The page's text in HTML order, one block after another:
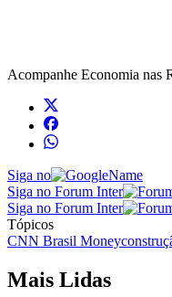
Acompanhe Economia nas
Siga no
Siga no Forum Inter
Siga no Forum Inter
Tópicos
CNN Brasil Money
Mais Lidas